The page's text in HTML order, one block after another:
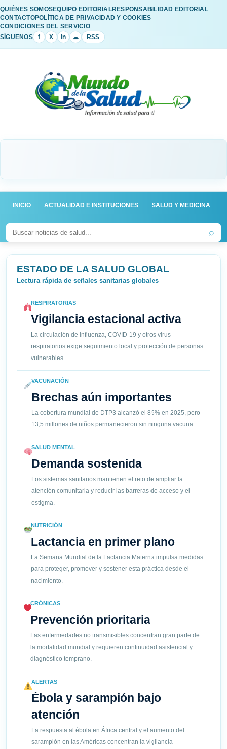
QUIÉNES SOMOSEQUIPO EDITORIALRESPONSABILIDAD EDITORIAL
CONTACTOPOLÍTICA DE PRIVACIDAD Y COOKIES
CONDICIONES DEL SERVICIO
SÍGUENOS
f X in ☁ RSS
INICIO ACTUALIDAD E INSTITUCIONES SALUD Y MEDICINA
⌕
ESTADO DE LA SALUD GLOBAL
Lectura rápida de señales sanitarias globales
RESPIRATORIAS
Vigilancia estacional activa
La circulación de influenza, COVID-19 y otros virus
respiratorios exige seguimiento local y protección de personas
vulnerables.
VACUNACIÓN
Brechas aún importantes
La cobertura mundial de DTP3 alcanzó el 85% en 2025, pero
13,5 millones de niños permanecieron sin ninguna vacuna.
SALUD MENTAL
Demanda sostenida
Los sistemas sanitarios mantienen el reto de ampliar la
atención comunitaria y reducir las barreras de acceso y el
estigma.
NUTRICIÓN
Lactancia en primer plano
La Semana Mundial de la Lactancia Materna impulsa medidas
para proteger, promover y sostener esta práctica desde el
nacimiento.
CRÓNICAS
Prevención prioritaria
Las enfermedades no transmisibles concentran gran parte de
la mortalidad mundial y requieren continuidad asistencial y
diagnóstico temprano.
ALERTAS
Ébola y sarampión bajo
atención
La respuesta al ébola en África central y el aumento del
sarampión en las Américas concentran la vigilancia